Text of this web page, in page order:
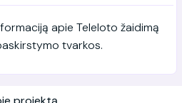
apie Teleloto žaidimą
tvarkos.